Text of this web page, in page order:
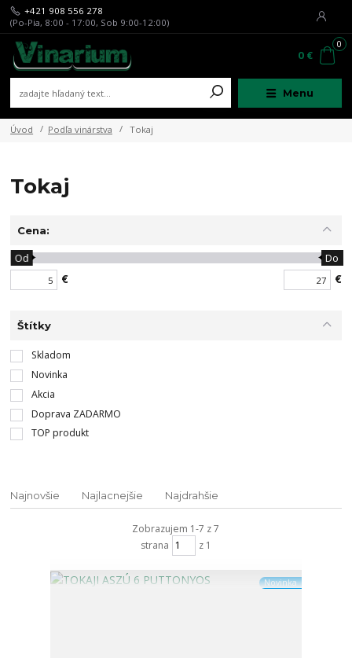
Menu
+421 908 556 278
(Po-Pia, 8:00 - 17:00, Sob 9:00-12:00)
0
0 €
Úvod Podľa vinárstva Tokaj
Tokaj
Cena:
€
Od Do
€
Štítky
Skladom
Novinka
Akcia
Doprava ZADARMO
TOP produkt
Najnovšie Najlacnejšie Najdrahšie
Zobrazujem 1-7 z 7
strana
z 1
Novinka